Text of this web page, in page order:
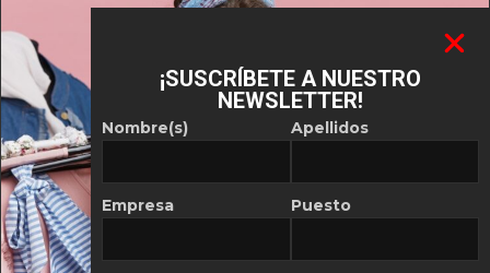
¡SUSCRÍBETE A NUESTRO
NEWSLETTER!
Nombre(s)
Empresa
Apellidos
Puesto